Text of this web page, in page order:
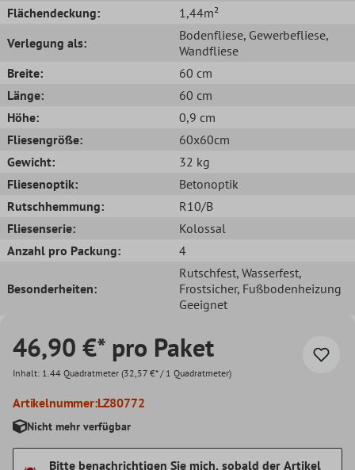
Flächendeckung:
1,44m²
Verlegung als:
Bodenfliese, Gewerbefliese,
Wandfliese
Breite:
60 cm
Länge:
60 cm
Höhe:
0,9 cm
Fliesengröße:
60x60cm
Gewicht:
32 kg
Fliesenoptik:
Betonoptik
Rutschhemmung:
R10/B
Fliesenserie:
Kolossal
Anzahl pro Packung:
4
Besonderheiten:
Rutschfest, Wasserfest,
Frostsicher, Fußbodenheizung
Geeignet
46,90 €* pro Paket
Inhalt: 1.44 Quadratmeter (32,57 €* / 1 Quadratmeter)
Artikelnummer:LZ80772
Nicht mehr verfügbar
Bitte benachrichtigen Sie mich, sobald der Artikel